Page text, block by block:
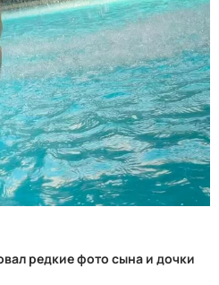
редкие фото сына и дочки